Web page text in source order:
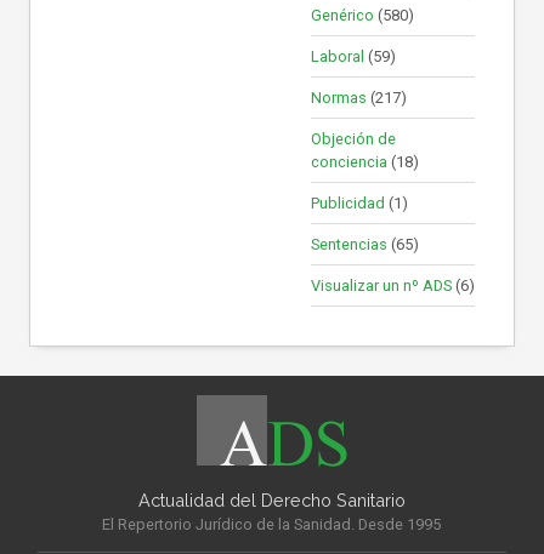
Genérico (580)
Laboral (59)
Normas (217)
Objeción de
conciencia (18)
Publicidad (1)
Sentencias (65)
Visualizar un nº ADS (6)
Actualidad del Derecho Sanitario
El Repertorio Jurídico de la Sanidad. Desde 1995